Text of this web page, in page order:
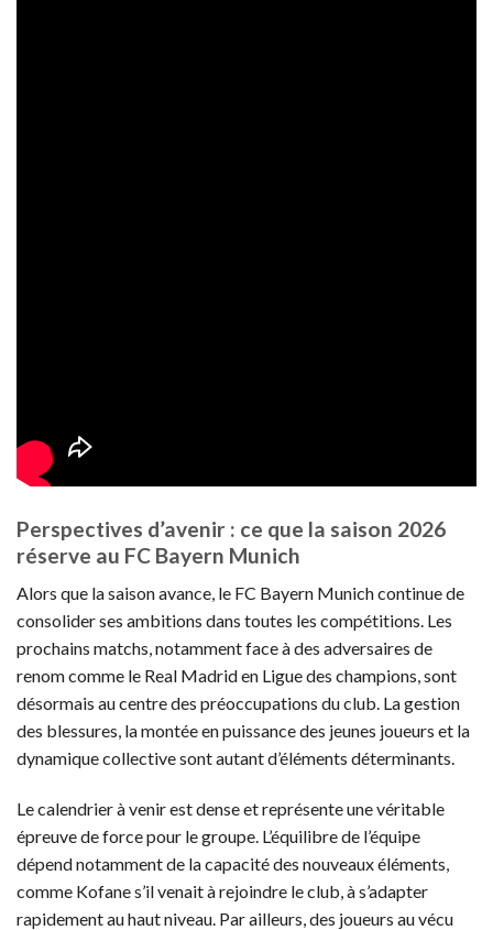
Perspectives d’avenir : ce que la saison 2026
réserve au FC Bayern Munich
Alors que la saison avance, le FC Bayern Munich continue de
consolider ses ambitions dans toutes les compétitions. Les
prochains matchs, notamment face à des adversaires de
renom comme le Real Madrid en Ligue des champions, sont
désormais au centre des préoccupations du club. La gestion
des blessures, la montée en puissance des jeunes joueurs et la
dynamique collective sont autant d’éléments déterminants.
Le calendrier à venir est dense et représente une véritable
épreuve de force pour le groupe. L’équilibre de l’équipe
dépend notamment de la capacité des nouveaux éléments,
comme Kofane s’il venait à rejoindre le club, à s’adapter
rapidement au haut niveau. Par ailleurs, des joueurs au vécu